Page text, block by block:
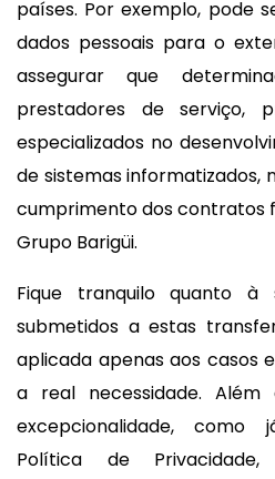
países. Por exemplo, pode
dados pessoais para o
assegurar que
prestadores de serviço,
especializados no
de sistemas informatizados,
cumprimento dos contratos
Grupo Barigüi.
Fique tranquilo quanto à
submetidos a estas
aplicada apenas aos casos
a real necessidade.
excepcionalidade, como
Política de